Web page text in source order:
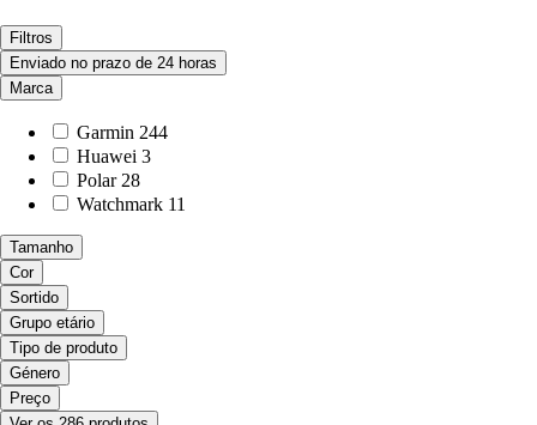
Filtros
Enviado no prazo de 24 horas
Marca
Garmin 244
Huawei 3
Polar 28
Watchmark 11
Tamanho
Cor
Sortido
Grupo etário
Tipo de produto
Género
Preço